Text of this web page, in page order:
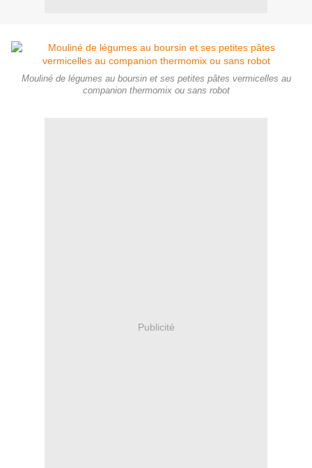
Mouliné de légumes au boursin et ses petites pâtes vermicelles au
companion thermomix ou sans robot
Publicité